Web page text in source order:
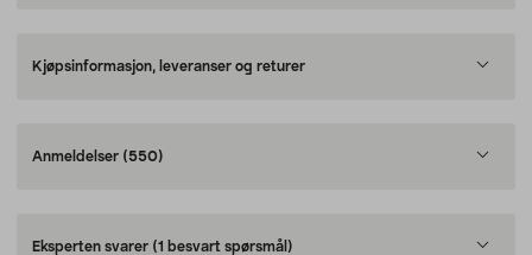
Kjøpsinformasjon, leveranser og returer
Anmeldelser (550)
Eksperten svarer (1 besvart spørsmål)